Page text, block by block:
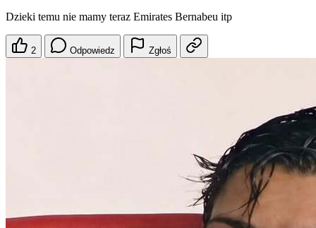
Dzieki temu nie mamy teraz Emirates Bernabeu itp
2 Odpowiedz Zgłoś